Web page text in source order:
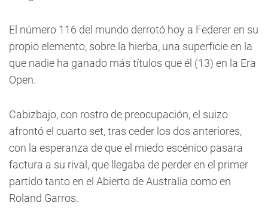
El número 116 del mundo derrotó hoy a Federer en su
propio elemento, sobre la hierba, una superficie en la
que nadie ha ganado más títulos que él (13) en la Era
Open.
Cabizbajo, con rostro de preocupación, el suizo
afrontó el cuarto set, tras ceder los dos anteriores,
con la esperanza de que el miedo escénico pasara
factura a su rival, que llegaba de perder en el primer
partido tanto en el Abierto de Australia como en
Roland Garros.